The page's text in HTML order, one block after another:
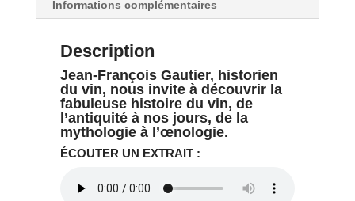
Informations complémentaires
Description
Jean-François Gautier, historien
du vin, nous invite à découvrir la
fabuleuse histoire du vin, de
l’antiquité à nos jours, de la
mythologie à l’œnologie.
ÉCOUTER UN EXTRAIT :